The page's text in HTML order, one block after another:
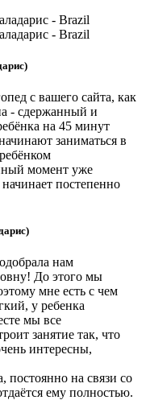
- Brazil
- Brazil
с вашего сайта, как
- сдержанный и
на 45 минут
заниматься в
момент уже
постепенно
нам
До этого мы
мне есть с чем
у ребенка
мы все
занятие так, что
интересны,
постоянно на связи со
ему полностью.